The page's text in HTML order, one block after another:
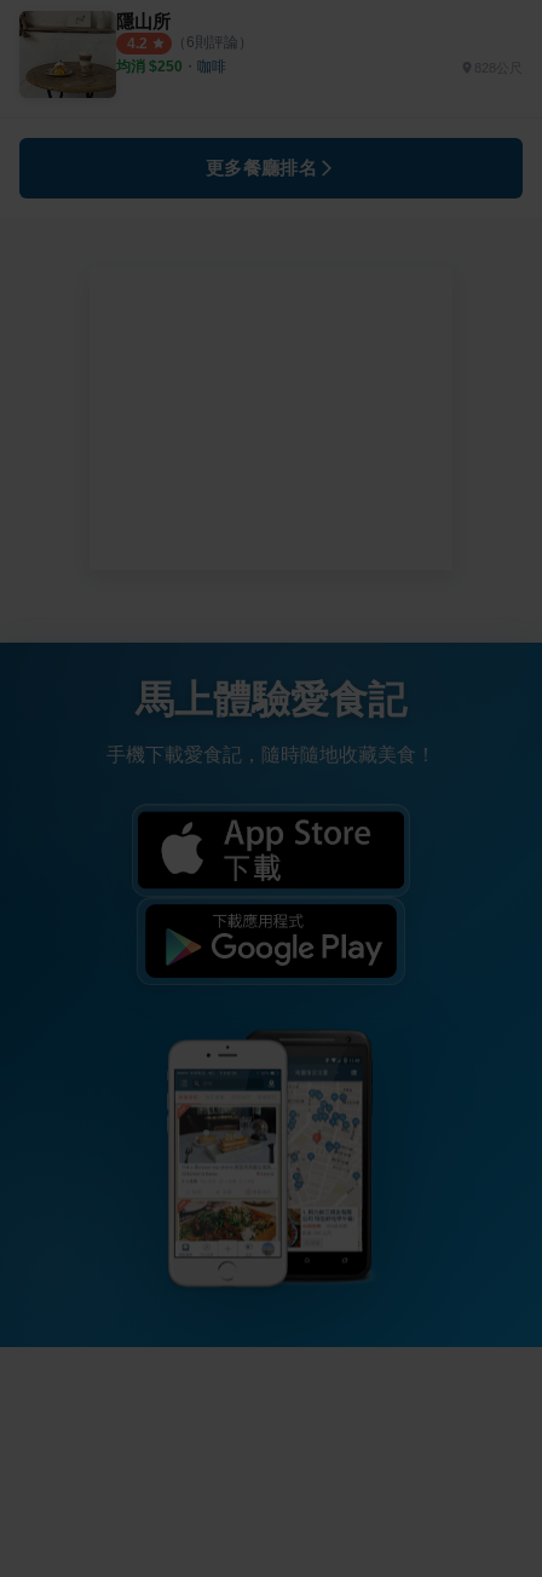
隱山所
4.2 （ 6則評論）
均消 $250 ・ 咖啡
更多餐廳排名
馬上體驗愛食記
手機下載愛食記，隨時隨地收藏美食！